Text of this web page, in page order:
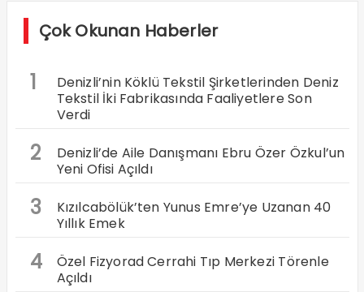
Çok Okunan Haberler
1
Denizli’nin Köklü Tekstil Şirketlerinden Deniz
Tekstil İki Fabrikasında Faaliyetlere Son
Verdi
2
Denizli’de Aile Danışmanı Ebru Özer Özkul’un
Yeni Ofisi Açıldı
3
Kızılcabölük’ten Yunus Emre’ye Uzanan 40
Yıllık Emek
4
Özel Fizyorad Cerrahi Tıp Merkezi Törenle
Açıldı